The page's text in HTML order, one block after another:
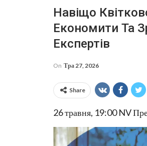
Навіщо
Економити Та
Експертів
On Тра 27, 2026
Share
26 травня, 19:00NV